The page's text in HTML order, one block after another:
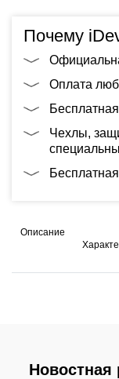
Почему
Оплата
Чехлы,
Описание
Новостная